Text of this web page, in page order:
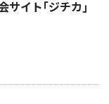
サイト｢ジチカ｣